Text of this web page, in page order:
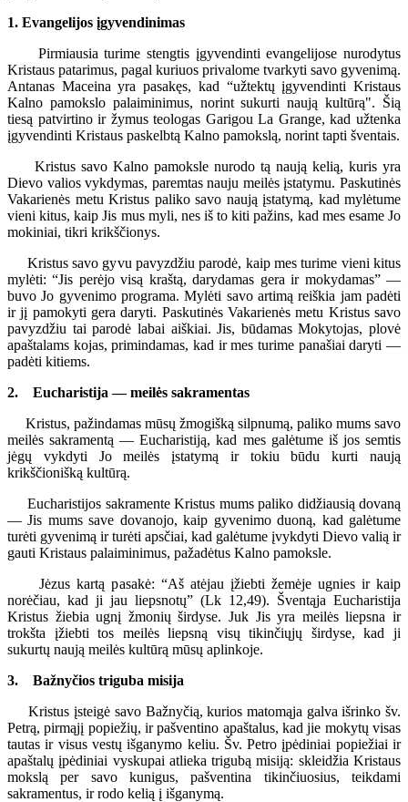
1. Evangelijos įgyvendinimas
Pirmiausia turime stengtis įgyvendinti evangelijose nurodytus
Kristaus patarimus, pagal kuriuos privalome tvarkyti savo gyvenimą.
Antanas Maceina yra pasakęs, kad “užtektų įgyvendinti Kristaus
Kalno pamokslo palaiminimus, norint sukurti naują kultūrą". Šią
tiesą patvirtino ir žymus teologas Garigou La Grange, kad užtenka
įgyvendinti Kristaus paskelbtą Kalno pamokslą, norint tapti šventais.
Kristus savo Kalno pamoksle nurodo tą naują kelią, kuris yra
Dievo valios vykdymas, paremtas nauju meilės įstatymu. Paskutinės
Vakarienės metu Kristus paliko savo naują įstatymą, kad mylėtume
vieni kitus, kaip Jis mus myli, nes iš to kiti pažins, kad mes esame Jo
mokiniai, tikri krikščionys.
Kristus savo gyvu pavyzdžiu parodė, kaip mes turime vieni kitus
mylėti: “Jis perėjo visą kraštą, darydamas gera ir mokydamas” —
buvo Jo gyvenimo programa. Mylėti savo artimą reiškia jam padėti
ir jį pamokyti gera daryti. Paskutinės Vakarienės metu Kristus savo
pavyzdžiu tai parodė labai aiškiai. Jis, būdamas Mokytojas, plovė
apaštalams kojas, primindamas, kad ir mes turime panašiai daryti —
padėti kitiems.
2. Eucharistija — meilės sakramentas
Kristus, pažindamas mūsų žmogišką silpnumą, paliko mums savo
meilės sakramentą — Eucharistiją, kad mes galėtume iš jos semtis
jėgų vykdyti Jo meilės įstatymą ir tokiu būdu kurti naują
krikščionišką kultūrą.
Eucharistijos sakramente Kristus mums paliko didžiausią dovaną
— Jis mums save dovanojo, kaip gyvenimo duoną, kad galėtume
turėti gyvenimą ir turėti apsčiai, kad galėtume įvykdyti Dievo valią ir
gauti Kristaus palaiminimus, pažadėtus Kalno pamoksle.
Jėzus kartą pasakė: “Aš atėjau įžiebti žemėje ugnies ir kaip
norėčiau, kad ji jau liepsnotų” (Lk 12,49). Šventąja Eucharistija
Kristus žiebia ugnį žmonių širdyse. Juk Jis yra meilės liepsna ir
trokšta įžiebti tos meilės liepsną visų tikinčiųjų širdyse, kad ji
sukurtų naują meilės kultūrą mūsų aplinkoje.
3. Bažnyčios triguba misija
Kristus įsteigė savo Bažnyčią, kurios matomąja galva išrinko šv.
Petrą, pirmąjį popiežių, ir pašventino apaštalus, kad jie mokytų visas
tautas ir visus vestų išganymo keliu. Šv. Petro įpėdiniai popiežiai ir
apaštalų įpėdiniai vyskupai atlieka trigubą misiją: skleidžia Kristaus
mokslą per savo kunigus, pašventina tikinčiuosius, teikdami
sakramentus, ir rodo kelią į išganymą.